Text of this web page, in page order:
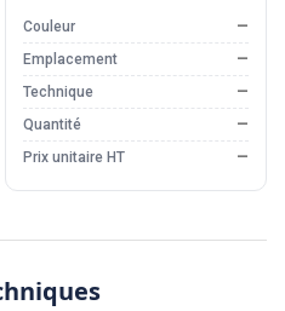
Couleur
—
Emplacement
—
Technique
—
Quantité
—
Prix unitaire HT
—